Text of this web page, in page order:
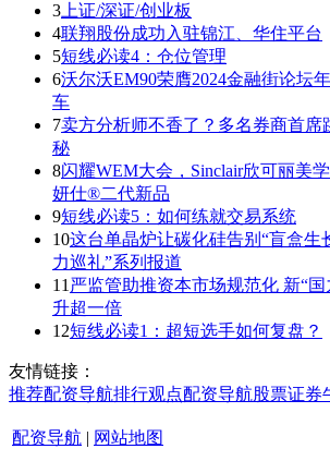
3 上证/深证/创业板
4联翔股份成功入驻锦江、华住平台
5短线必读4：仓位管理
6沃尔沃EM90荣膺2024金融街论坛
车
7卖方分析师不香了？多名券商首席
秘
8闪耀WEM大会，Sinclair欣可丽美
妍仕®二代新品
9短线必读5：如何练就交易系统
10这台单晶炉让碳化硅告别“盲盒生
力巡礼”系列报道
11 严监管助推资本市场规范化 新“
升超一倍
12短线必读1：超短选手如何复盘？
友情链接：
推荐配资导航排行观点配资导航股票证券
配资导航 | 网站地图